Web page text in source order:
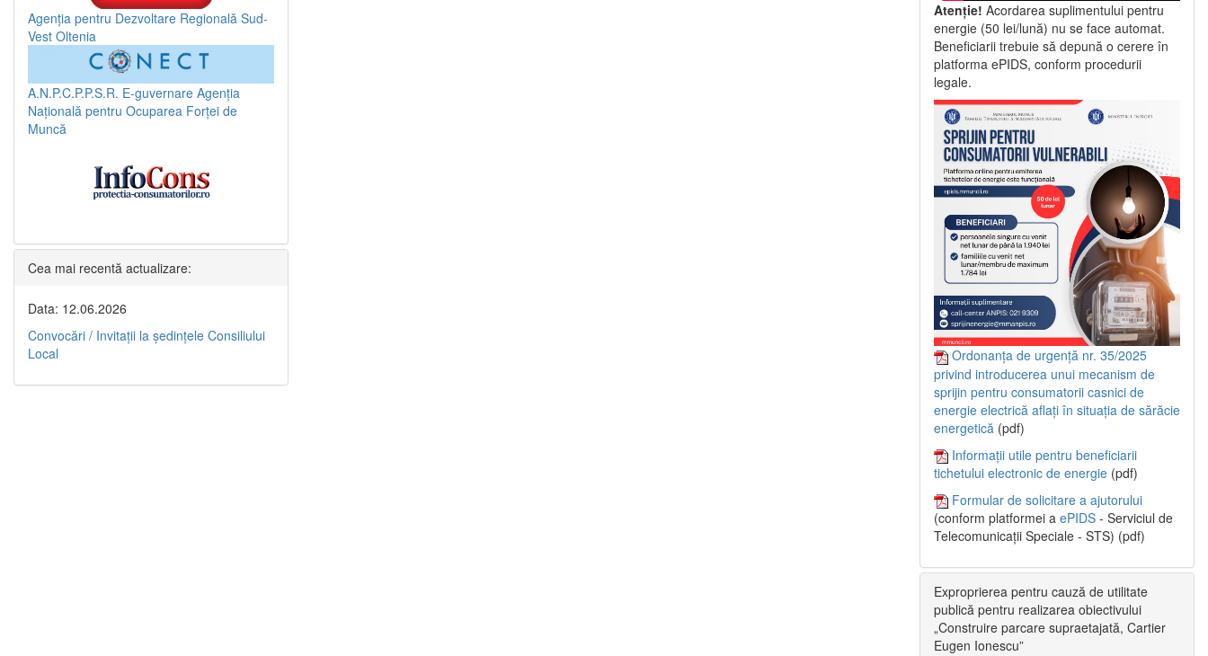
Agenția pentru Dezvoltare Regională Sud-
Vest Oltenia
A.N.P.C.P.P.S.R. E-guvernare Agenția
Națională pentru Ocuparea Forței de
Muncă
Cea mai recentă actualizare:
Data: 12.06.2026
Convocări / Invitaţii la şedinţele Consiliului
Local
Atenție! Acordarea suplimentului pentru
energie (50 lei/lună) nu se face automat.
Beneficiarii trebuie să depună o cerere în
platforma ePIDS, conform procedurii
legale.
Ordonanța de urgență nr. 35/2025
privind introducerea unui mecanism de
sprijin pentru consumatorii casnici de
energie electrică aflați în situația de sărăcie
energetică (pdf)
Informații utile pentru beneficiarii
tichetului electronic de energie (pdf)
Formular de solicitare a ajutorului
(conform platformei a ePIDS - Serviciul de
Telecomunicații Speciale - STS) (pdf)
Exproprierea pentru cauză de utilitate
publică pentru realizarea obiectivului
„Construire parcare supraetajată, Cartier
Eugen Ionescu”